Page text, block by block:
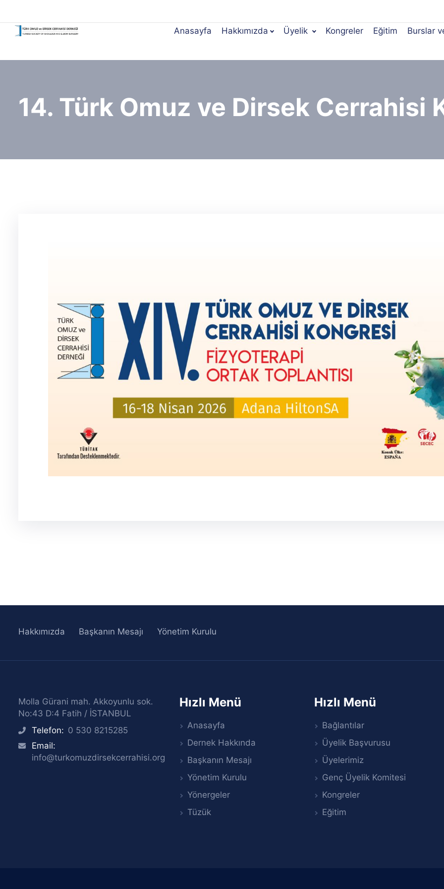
Anasayfa Hakkımızda Üyelik Kongreler Eğitim Burslar
14. Türk Omuz ve Dirsek Cerrahisi
Hakkımızda Başkanın Mesajı Yönetim Kurulu
Molla Gürani mah. Akkoyunlu sok.
No:43 D:4 Fatih / İSTANBUL
icon
Telefon: 0 530 8215285
icon
Email:
info@turkomuzdirsekcerrahisi.org
Hızlı Menü
Anasayfa
Dernek Hakkında
Başkanın Mesajı
Yönetim Kurulu
Yönergeler
Tüzük
Hızlı Menü
Bağlantılar
Üyelik Başvurusu
Üyelerimiz
Genç Üyelik Komitesi
Kongreler
Eğitim